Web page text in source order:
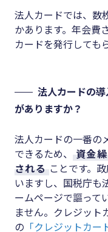
法人カードでは、数
かあります。年会費
カードを発行しても
法人カードの
がありますか？
法人カードの一番の
できるため、
資金
される ことです。
いますし、国税庁も
ームページで謳って
ません。クレジット
の 「クレジットカー